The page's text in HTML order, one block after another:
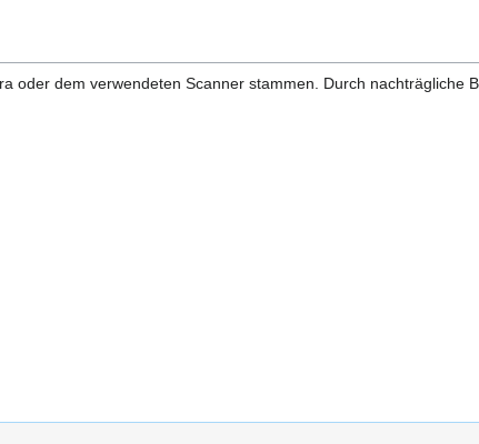
oder dem verwendeten Scanner stammen. Durch nachträgliche